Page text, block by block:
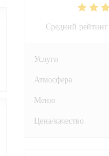
Средний
Услуги
Атмосфера
Меню
Цена/качество